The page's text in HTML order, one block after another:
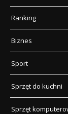
Ranking
Biznes
Sport
Sprzęt do kuchni
Sprzęt